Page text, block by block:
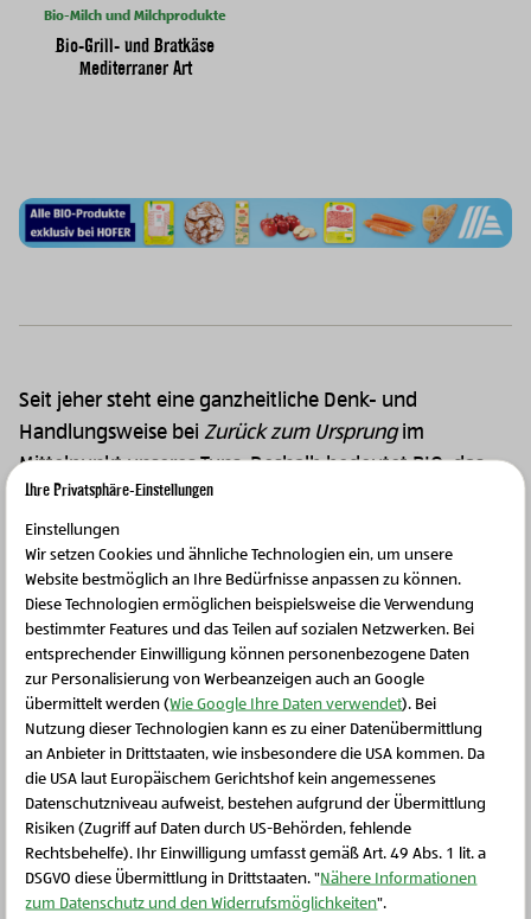
Bio-Milch und Milchprodukte
Bio-Grill- und Bratkäse
Mediterraner Art
Seit jeher steht eine ganzheitliche Denk- und
Handlungsweise bei Zurück zum Ursprungim
Mittelpunkt unseres Tuns. Deshalb bedeutet BIO, das
weiter geht, für uns weit über gesetzliche Vorgaben
hinaus zu gehen. Die
Produkte werden gemäß dem unabhängigen Prüf
Nach!-Standard hergestellt, der BIO mit Nachhaltigkeit
und Transparenz verbindet.
Vom Anbau über die Herstellung bis hin zum
Endprodukt bleiben wir dabei unseren 8 Grundwerten
treu. Wussten Sie, dass Sie den Ursprung unserer
Produkte online bis zu den Bäuer:innen rückverfolgen
können? Darüber hinaus istZurück zum Ursprungdie
erste Marke, die ihre Nachhaltigkeit umfassend und
nachvollziehbar wissenschaftlich belegen kann.
Schließen Sie dieses Feld
Ihre Privatsphäre-Einstellungen
Einstellungen
Wir setzen Cookies und ähnliche Technologien ein, um unsere
Website bestmöglich an Ihre Bedürfnisse anpassen zu können.
Diese Technologien ermöglichen beispielsweise die Verwendung
bestimmter Features und das Teilen auf sozialen Netzwerken. Bei
entsprechender Einwilligung können personenbezogene Daten
zur Personalisierung von Werbeanzeigen auch an Google
übermittelt werden (Wie Google Ihre Daten verwendet). Bei
Nutzung dieser Technologien kann es zu einer Datenübermittlung
an Anbieter in Drittstaaten, wie insbesondere die USA kommen. Da
die USA laut Europäischem Gerichtshof kein angemessenes
Datenschutzniveau aufweist, bestehen aufgrund der Übermittlung
Risiken (Zugriff auf Daten durch US-Behörden, fehlende
Rechtsbehelfe). Ihr Einwilligung umfasst gemäß Art. 49 Abs. 1 lit. a
DSGVO diese Übermittlung in Drittstaaten. "Nähere Informationen
zum Datenschutz und den Widerrufsmöglichkeiten".